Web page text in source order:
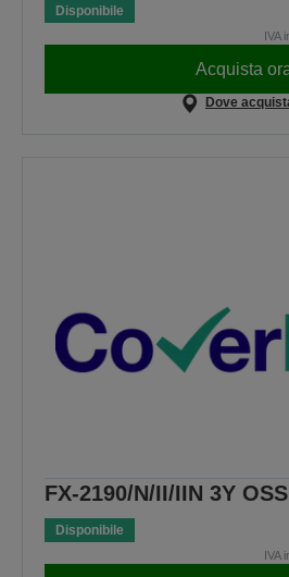
Disponibile
IVA
Acquista
Dove
FX-2190/N/II/IIN 3Y
Disponibile
IVA